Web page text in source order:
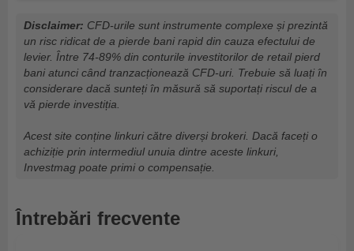
Disclaimer: CFD-urile sunt instrumente complexe și prezintă
un risc ridicat de a pierde bani rapid din cauza efectului de
levier. Între 74-89% din conturile investitorilor de retail pierd
bani atunci când tranzacționează CFD-uri. Trebuie să luați în
considerare dacă sunteți în măsură să suportați riscul de a
vă pierde investiția.
Acest site conține linkuri către diverși brokeri. Dacă faceți o
achiziție prin intermediul unuia dintre aceste linkuri,
Investmag poate primi o compensație.
Întrebări frecvente